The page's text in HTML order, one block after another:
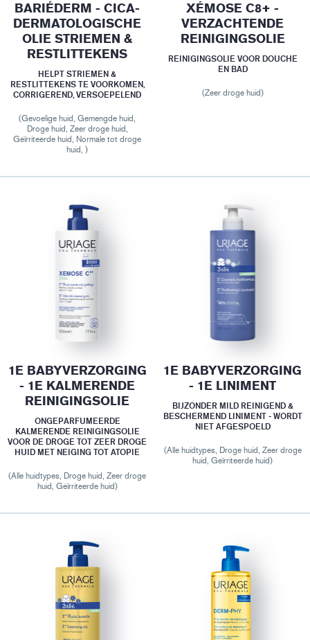
BARIÉDERM - CICA-
DERMATOLOGISCHE
OLIE STRIEMEN &
RESTLITTEKENS
HELPT STRIEMEN &
RESTLITTEKENS TE VOORKOMEN,
CORRIGEREND, VERSOEPELEND
(Gevoelige huid, Gemengde huid,
Droge huid, Zeer droge huid,
Geïrriteerde huid, Normale tot droge
huid, )
XÉMOSE C8+ -
VERZACHTENDE
REINIGINGSOLIE
REINIGINGSOLIE VOOR DOUCHE
EN BAD
(Zeer droge huid)
1E BABYVERZORGING
- 1E KALMERENDE
REINIGINGSOLIE
ONGEPARFUMEERDE
KALMERENDE REINIGINGSOLIE
VOOR DE DROGE TOT ZEER DROGE
HUID MET NEIGING TOT ATOPIE
(Alle huidtypes, Droge huid, Zeer droge
huid, Geïrriteerde huid)
1E BABYVERZORGING
- 1E LINIMENT
BIJZONDER MILD REINIGEND &
BESCHERMEND LINIMENT - WORDT
NIET AFGESPOELD
(Alle huidtypes, Droge huid, Zeer droge
huid, Geïrriteerde huid)